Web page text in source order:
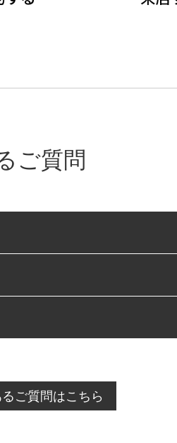
ご質問
希望の際は、直接ご予約いただ
ご質問はこちら